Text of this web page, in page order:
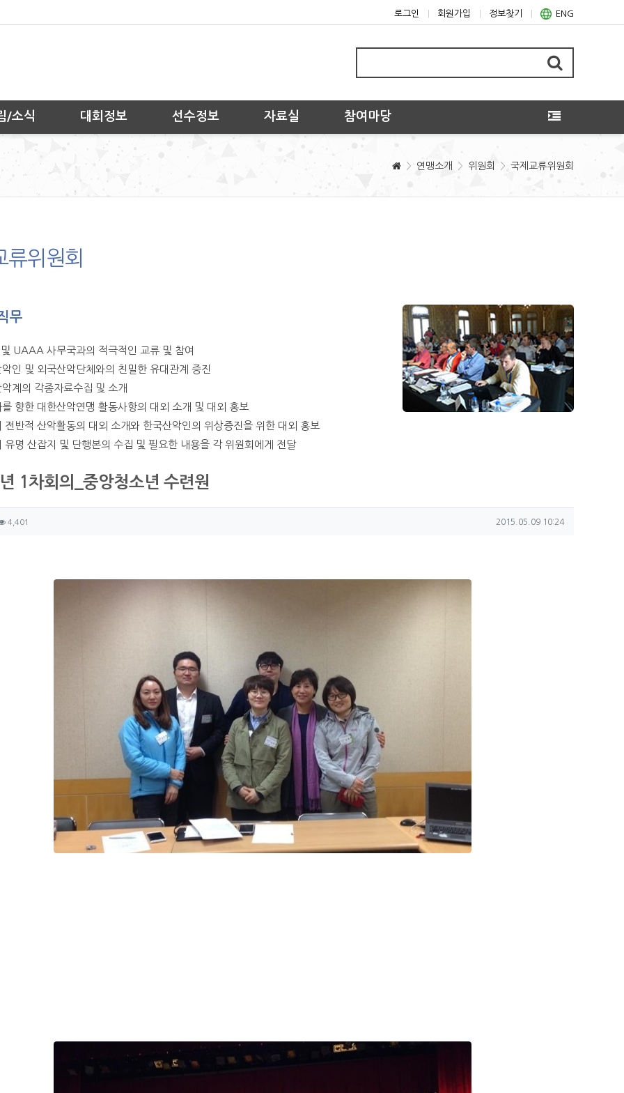
로그인 회원가입 정보찾기 ENG
/소식 대회정보 선수정보 자료실 참여마당
연맹소개 위원회 국제교류위원회
류위원회
무
UAAA 사무국과의 적극적인 교류 및 참여
악인 및 외국산악단체와의 친밀한 유대관계 증진
계의 각종자료수집 및 소개
향한 대한산악연맹 활동사항의 대외 소개 및 대외 홍보
전반적 산악활동의 대외 소개와 한국산악인의 위상증진을 위한 대외 홍보
유명 산잡지 및 단행본의 수집 및 필요한 내용을 각 위원회에게 전달
1차회의_중앙청소년 수련원
정보
성4,401 작성일
2015.05.09 10:24
정보